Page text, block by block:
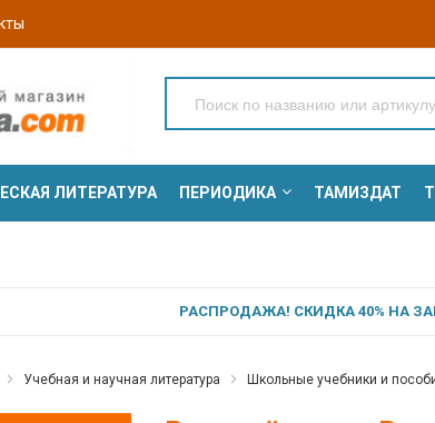
ЛИТЕРАТУРА ПЕРИОДИКА ТАМИЗДАТ
РАСПРОДАЖА! СКИДКА 40% НА
Учебная и научная литература Школьные учебники и